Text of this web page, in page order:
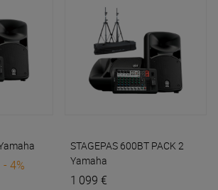
- 4%
STAGEPAS 600BT PACK 2
Yamaha
1 099 €